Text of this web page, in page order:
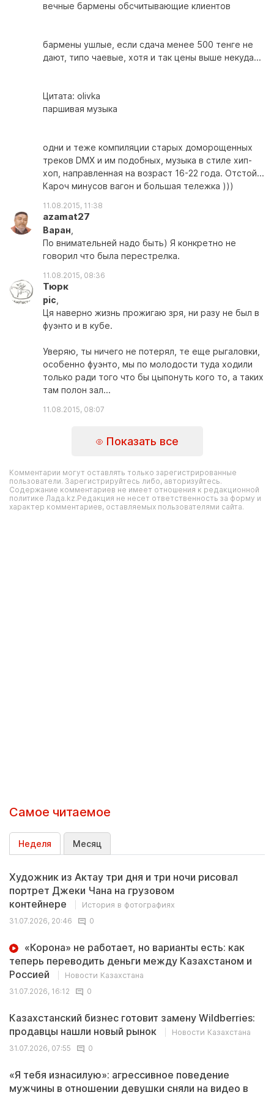
вечные бармены обсчитывающие клиентов
бармены ушлые, если сдача менее 500 тенге не
дают, типо чаевые, хотя и так цены выше некуда...
Цитата: olivka
паршивая музыка
одни и теже компиляции старых доморощенных
треков DMX и им подобных, музыка в стиле хип-
хоп, направленная на возраст 16-22 года. Отстой...
Кароч минусов вагон и большая тележка )))
11.08.2015, 11:38
azamat27
Варан
По внимательней надо быть) Я конкретно не
говорил что была перестрелка.
11.08.2015, 08:36
Тюрк
pic
Ця наверно жизнь прожигаю зря, ни разу не был в
фуэнто и в кубе.
Уверяю, ты ничего не потерял, те еще рыгаловки,
особенно фуэнто, мы по молодости туда ходили
только ради того что бы цыпонуть кого то, а таких
там полон зал...
11.08.2015, 08:07
Показать все
Комментарии могут оставлять только зарегистрированные
пользователи. Зарегистрируйтесь либо, авторизуйтесь.
Содержание комментариев не имеет отношения к редакционной
политике Лада.kz.Редакция не несет ответственность за форму и
характер комментариев, оставляемых пользователями сайта.
Самое читаемое
Неделя Месяц
Художник из Актау три дня и три ночи рисовал
портрет Джеки Чана на грузовом
контейнере
История в фотографиях
31.07.2026, 20:46
0
«Корона» не работает, но варианты есть: как
теперь переводить деньги между Казахстаном и
Россией
Новости Казахстана
31.07.2026, 16:12
0
Казахстанский бизнес готовит замену Wildberries:
продавцы нашли новый рынок
Новости Казахстана
31.07.2026, 07:55
0
«Я тебя изнасилую»: агрессивное поведение
мужчины в отношении девушки сняли на видео в